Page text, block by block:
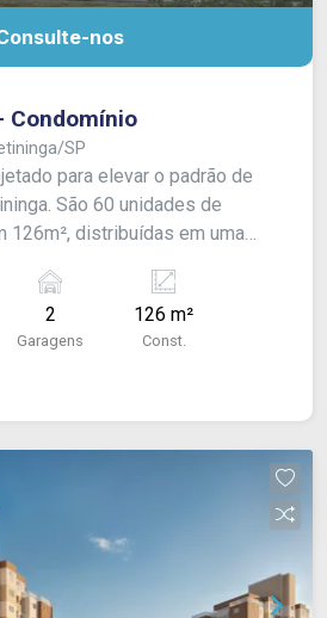
nos
Condomínio
SP
para elevar o padrão de
São 60 unidades de
126m², distribuídas em uma
Cada unidade apresenta
amplitude e integração,
e jantar em layout inteligente,
ao lazer e bem-estar, com
que unem conforto,
e integração, com
House, um verdadeiro
A fusão entre
sofisticado cria um
2
Garagens
126 m²
Const.